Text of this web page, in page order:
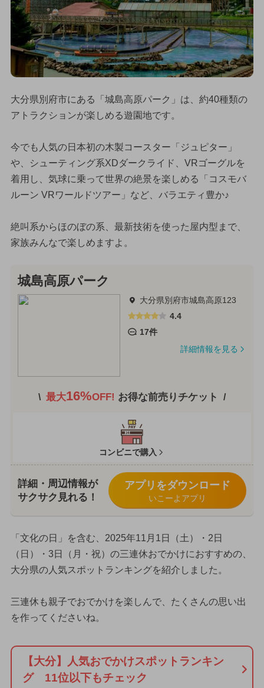
大分県別府市にある「城島高原パーク」は、約40種類の
アトラクションが楽しめる遊園地です。
今でも人気の日本初の木製コースター「ジュピター」
や、シューティング系XDダークライド、VRゴーグルを
着用し、気球に乗って世界の絶景を楽しめる「コスモバ
ルーン VRワールドツアー」など、バラエティ豊か♪
絶叫系からほのぼの系、最新技術を使った屋内型まで、
家族みんなで楽しめますよ。
城島高原パーク
大分県別府市城島高原123
4.4
17件
詳細情報を見る
最大16%OFF! お得な前売りチケット
コンビニで購入
詳細・周辺情報が
サクサク見れる！
アプリをダウンロード
いこーよアプリ
「文化の日」を含む、2025年11月1日（土）・2日
（日）・3日（月・祝）の三連休おでかけにおすすめの、
大分県の人気スポットランキングを紹介しました。
三連休も親子でおでかけを楽しんで、たくさんの思い出
を作ってくださいね。
【大分】人気おでかけスポットランキン
グ 11位以下もチェック